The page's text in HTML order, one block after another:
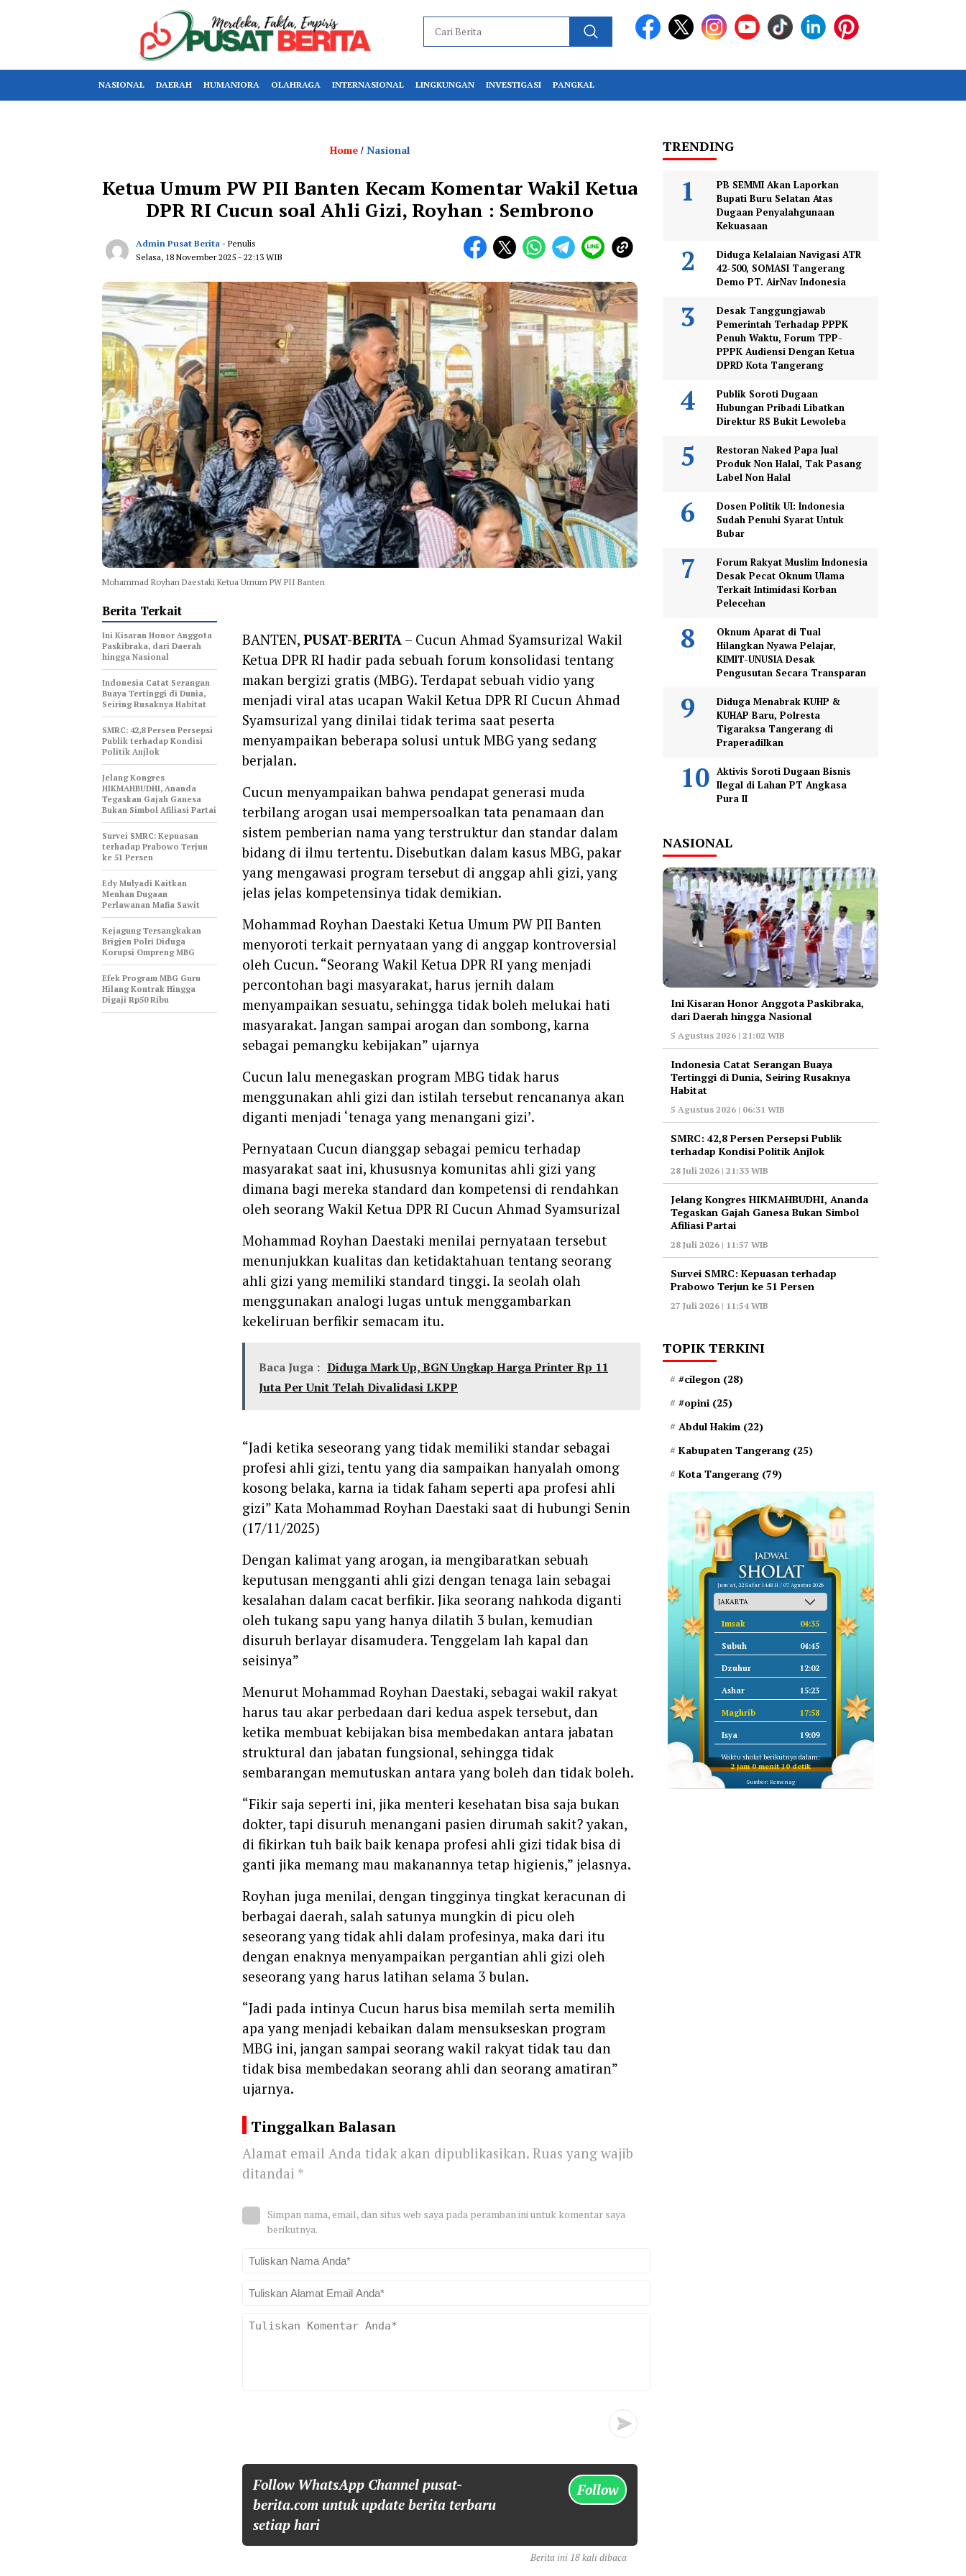
NASIONAL DAERAH HUMANIORA OLAHRAGA INTERNASIONAL LINGKUNGAN INVESTIGASI PANGKAL
Home / Nasional
Ketua Umum PW PII Banten Kecam Komentar Wakil Ketua
DPR RI Cucun soal Ahli Gizi, Royhan : Sembrono
Admin Pusat Berita - Penulis
Selasa, 18 November 2025 - 22:13 WIB
Mohammad Royhan Daestaki Ketua Umum PW PII Banten
BANTEN, PUSAT-BERITA – Cucun Ahmad Syamsurizal Wakil
Ketua DPR RI hadir pada sebuah forum konsolidasi tentang
makan bergizi gratis (MBG). Terdapat sebuah vidio yang
menjadi viral atas ucapan Wakil Ketua DPR RI Cucun Ahmad
Syamsurizal yang dinilai tidak terima saat peserta
menyampaikan beberapa solusi untuk MBG yang sedang
berjalan.
Cucun menyampaikan bahwa pendapat generasi muda
terbilang arogan usai mempersoalkan tata penamaan dan
sistem pemberian nama yang terstruktur dan standar dalam
bidang di ilmu tertentu. Disebutkan dalam kasus MBG, pakar
yang mengawasi program tersebut di anggap ahli gizi, yang
jelas jelas kompetensinya tidak demikian.
Mohammad Royhan Daestaki Ketua Umum PW PII Banten
menyoroti terkait pernyataan yang di anggap kontroversial
oleh Cucun. “Seorang Wakil Ketua DPR RI yang menjadi
percontohan bagi masyarakat, harus jernih dalam
menyampaikan sesuatu, sehingga tidak boleh melukai hati
masyarakat. Jangan sampai arogan dan sombong, karna
sebagai pemangku kebijakan” ujarnya
Cucun lalu menegaskan program MBG tidak harus
menggunakan ahli gizi dan istilah tersebut rencananya akan
diganti menjadi ‘tenaga yang menangani gizi’.
Pernyataan Cucun dianggap sebagai pemicu terhadap
masyarakat saat ini, khususnya komunitas ahli gizi yang
dimana bagi mereka standard dan kompetensi di rendahkan
oleh seorang Wakil Ketua DPR RI Cucun Ahmad Syamsurizal
Mohammad Royhan Daestaki menilai pernyataan tersebut
menunjukkan kualitas dan ketidaktahuan tentang seorang
ahli gizi yang memiliki standard tinggi. Ia seolah olah
menggunakan analogi lugas untuk menggambarkan
kekeliruan berfikir semacam itu.
Baca Juga : Diduga Mark Up, BGN Ungkap Harga Printer Rp 11
Juta Per Unit Telah Divalidasi LKPP
“Jadi ketika seseorang yang tidak memiliki standar sebagai
profesi ahli gizi, tentu yang dia sampaikan hanyalah omong
kosong belaka, karna ia tidak faham seperti apa profesi ahli
gizi” Kata Mohammad Royhan Daestaki saat di hubungi Senin
(17/11/2025)
Dengan kalimat yang arogan, ia mengibaratkan sebuah
keputusan mengganti ahli gizi dengan tenaga lain sebagai
kesalahan dalam cacat berfikir. Jika seorang nahkoda diganti
oleh tukang sapu yang hanya dilatih 3 bulan, kemudian
disuruh berlayar disamudera. Tenggelam lah kapal dan
seisinya”
Menurut Mohammad Royhan Daestaki, sebagai wakil rakyat
harus tau akar perbedaan dari kedua aspek tersebut, dan
ketika membuat kebijakan bisa membedakan antara jabatan
struktural dan jabatan fungsional, sehingga tidak
sembarangan memutuskan antara yang boleh dan tidak boleh.
“Fikir saja seperti ini, jika menteri kesehatan bisa saja bukan
dokter, tapi disuruh menangani pasien dirumah sakit? yakan,
di fikirkan tuh baik baik kenapa profesi ahli gizi tidak bisa di
ganti jika memang mau makanannya tetap higienis,” jelasnya.
Royhan juga menilai, dengan tingginya tingkat keracunan di
berbagai daerah, salah satunya mungkin di picu oleh
seseorang yang tidak ahli dalam profesinya, maka dari itu
dengan enaknya menyampaikan pergantian ahli gizi oleh
seseorang yang harus latihan selama 3 bulan.
“Jadi pada intinya Cucun harus bisa memilah serta memilih
apa yang menjadi kebaikan dalam mensukseskan program
MBG ini, jangan sampai seorang wakil rakyat tidak tau dan
tidak bisa membedakan seorang ahli dan seorang amatiran”
ujarnya.
Tinggalkan Balasan
Alamat email Anda tidak akan dipublikasikan. Ruas yang wajib
ditandai *
Simpan nama, email, dan situs web saya pada peramban ini untuk komentar saya
berikutnya.
Follow WhatsApp Channel pusat-
berita.com untuk update berita terbaru
setiap hari
Follow
Berita Terkait
Ini Kisaran Honor Anggota
Paskibraka, dari Daerah
hingga Nasional
Indonesia Catat Serangan
Buaya Tertinggi di Dunia,
Seiring Rusaknya Habitat
‎SMRC: 42,8 Persen Persepsi
Publik terhadap Kondisi
Politik Anjlok
‎Jelang Kongres
HIKMAHBUDHI, Ananda
Tegaskan Gajah Ganesa
Bukan Simbol Afiliasi Partai
‎Survei SMRC: Kepuasan
terhadap Prabowo Terjun
ke 51 Persen
Edy Mulyadi Kaitkan
Menhan Dugaan
Perlawanan Mafia Sawit
Kejagung Tersangkakan
Brigjen Polri Diduga
Korupsi Ompreng MBG
Efek Program MBG Guru
Hilang Kontrak Hingga
Digaji Rp50 Ribu
Berita ini 18 kali dibaca
TRENDING
PB SEMMI Akan Laporkan
Bupati Buru Selatan Atas
Dugaan Penyalahgunaan
Kekuasaan
Diduga Kelalaian Navigasi ATR
42-500, SOMASI Tangerang
Demo PT. AirNav Indonesia
Desak Tanggungjawab
Pemerintah Terhadap PPPK
Penuh Waktu, Forum TPP-
PPPK Audiensi Dengan Ketua
DPRD Kota Tangerang
Publik Soroti Dugaan
Hubungan Pribadi Libatkan
Direktur RS Bukit Lewoleba
Restoran Naked Papa Jual
Produk Non Halal, Tak Pasang
Label Non Halal
Dosen Politik UI: Indonesia
Sudah Penuhi Syarat Untuk
Bubar
Forum Rakyat Muslim Indonesia
Desak Pecat Oknum Ulama
Terkait Intimidasi Korban
Pelecehan
Oknum Aparat di Tual
Hilangkan Nyawa Pelajar,
KIMIT-UNUSIA Desak
Pengusutan Secara Transparan
Diduga Menabrak KUHP &
KUHAP Baru, Polresta
Tigaraksa Tangerang di
Praperadilkan
Aktivis Soroti Dugaan Bisnis
Ilegal di Lahan PT Angkasa
Pura II
NASIONAL
Ini Kisaran Honor Anggota Paskibraka,
dari Daerah hingga Nasional
5 Agustus 2026 | 21:02 WIB
Indonesia Catat Serangan Buaya
Tertinggi di Dunia, Seiring Rusaknya
Habitat
5 Agustus 2026 | 06:31 WIB
‎SMRC: 42,8 Persen Persepsi Publik
terhadap Kondisi Politik Anjlok
28 Juli 2026 | 21:33 WIB
‎Jelang Kongres HIKMAHBUDHI, Ananda
Tegaskan Gajah Ganesa Bukan Simbol
Afiliasi Partai
28 Juli 2026 | 11:57 WIB
‎Survei SMRC: Kepuasan terhadap
Prabowo Terjun ke 51 Persen
27 Juli 2026 | 11:54 WIB
TOPIK TERKINI
#cilegon (28)
#opini (25)
Abdul Hakim (22)
Kabupaten Tangerang (25)
Kota Tangerang (79)
Jum'at, 22 Safar 1448 H / 07 Agustus 2026
Imsak 04:35
Subuh 04:45
Dzuhur 12:02
Ashar 15:23
Maghrib 17:58
Isya 19:09
Waktu sholat berikutnya dalam:
2 jam 0 menit 9 detik
Sumber: Kemenag